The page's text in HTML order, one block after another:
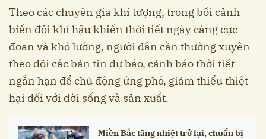
Theo các chuyên gia khí tượng, trong bối cảnh
biến đổi khí hậu khiến thời tiết ngày càng cực
đoan và khó lường, người dân cần thường xuyên
theo dõi các bản tin dự báo, cảnh báo thời tiết
ngắn hạn để chủ động ứng phó, giảm thiểu thiệt
hại đối với đời sống và sản xuất.
Miền Bắc tăng nhiệt trở lại, chuẩn bị